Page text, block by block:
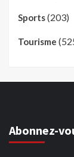
Sports(203)
Tourisme
Abonnez-